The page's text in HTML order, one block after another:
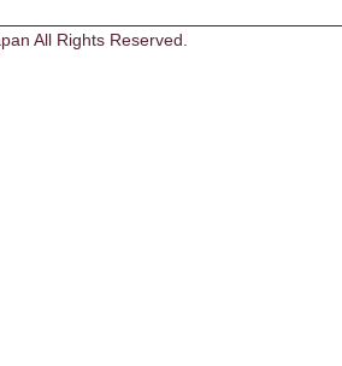
All Rights Reserved.